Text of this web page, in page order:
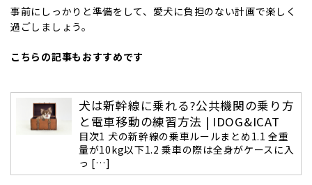
事前にしっかりと準備をして、愛犬に負担のない計画で楽しく
過ごしましょう。
こちらの記事もおすすめです
犬は新幹線に乗れる?公共機関の乗り方
と電車移動の練習方法 | IDOG&ICAT
目次1 犬の新幹線の乗車ルールまとめ1.1 全重
量が10kg以下1.2 乗車の際は全身がケースに入
っ […]